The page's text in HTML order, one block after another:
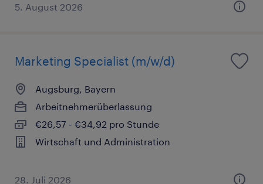
5. August 2026
Marketing Specialist (m/w/d)
Augsburg, Bayern
Arbeitnehmerüberlassung
€26,57 - €34,92 pro Stunde
Wirtschaft und Administration
28. Juli 2026